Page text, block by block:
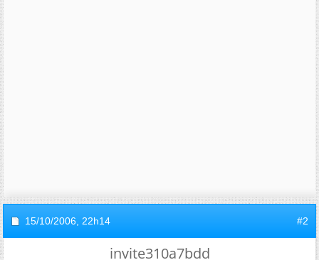
15/10/2006, 22h14 #2
invite310a7bdd